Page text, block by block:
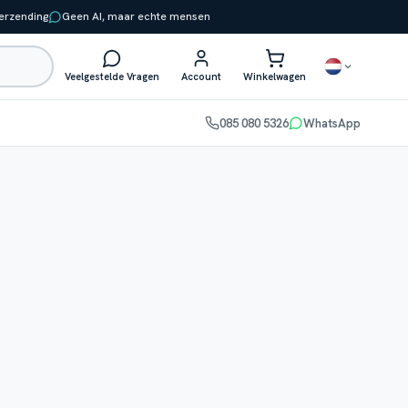
Geen AI, maar echte mensen
Veelgestelde Vragen Account Winkelwagen
085 080 5326 WhatsApp